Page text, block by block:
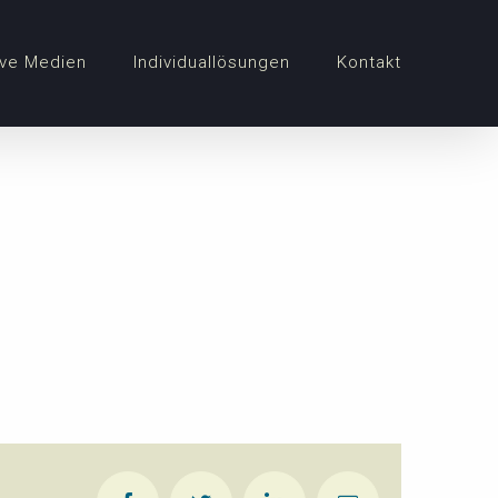
Medien Individuallösungen Kontakt